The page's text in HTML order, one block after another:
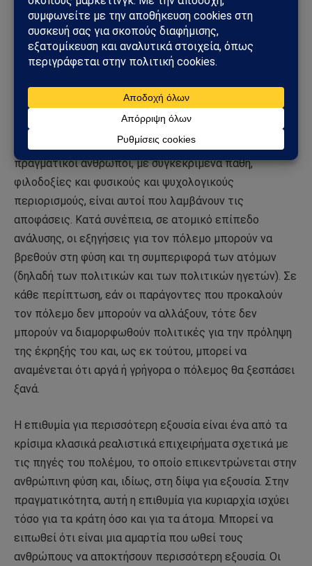
οι παράγοντες που συμβάλλουν στην έκρηξη του
διακρατικού πολέμου και να εξεταστεί ο τρόπος με
τον οποίο οι φορείς προσπαθούν να διαχειριστούν
αυτούς τους παράγοντες για να μειώσουν την
πιθανότητα πολέμου.
Το κράτος ως αφηρημένο συλλογικό όν δεν λαμβάνει
αποφάσεις για την ειρήνη και τον πόλεμο, αλλά οι
πραγματικοί άνθρωποι, με συγκεκριμένα πάθη,
φιλοδοξίες και φυσικούς και ψυχολογικούς
περιορισμούς, είναι αυτοί που λαμβάνουν τις
αποφάσεις. Κατά συνέπεια, σε ατομικό επίπεδο
ανάλυσης, οι εξηγήσεις για τον πόλεμο μπορούν να
βρεθούν στη φύση και τη συμπεριφορά των ατόμων
(δηλαδή των πολιτικών και των πολιτικών ηγετών). Σε
κάθε περίπτωση, εάν οι παράγοντες που προκαλούν
τον πόλεμο δεν μπορούν να αλλάξουν, τότε δεν
μπορούν να διαμορφωθούν πολιτικές για την πρόληψη
της έκρηξής του και, ως εκ τούτου, μπορεί να
αναμένεται ότι αργά ή γρήγορα ο πόλεμος θα ξεσπάσει
ξανά.
Η επιθυμία για περισσότερη εξουσία είναι ένα από τα
κρίσιμα κλασικά ρεαλιστικά επιχειρήματα σχετικά με
τις πηγές του πολέμου, το οποίο επικεντρώνεται στην
ανθρώπινη φύση και, ιδίως, στη δίψα για εξουσία. Στην
πραγματικότητα, αυτή η επιθυμία για κυριαρχία ισχύει
τόσο για τα κράτη όσο και για τα άτομα. Μπορεί να
ειπωθεί ότι είναι μια αμαρτία που ωθεί τους
ανθρώπους να αποκτήσουν περισσότερη εξουσία. Οι